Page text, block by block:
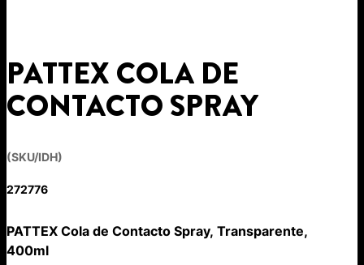
PATTEX COLA DE
CONTACTO SPRAY
(SKU/IDH)
272776
PATTEX Cola de Contacto Spray, Transparente,
400ml